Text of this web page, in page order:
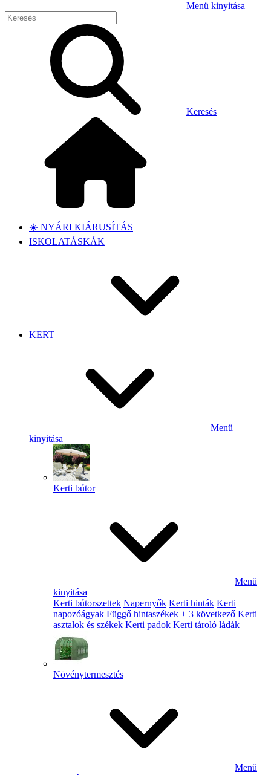
Menü kinyitása
Keresés
☀️ NYÁRI KIÁRUSÍTÁS
ISKOLATÁSKÁK
KERT
Menü
kinyitása
Kerti bútor
Menü
kinyitása
Kerti bútorszettek Napernyők Kerti hinták Kerti
napozóágyak Függő hintaszékek + 3 következő Kerti
asztalok és székek Kerti padok Kerti tároló ládák
Növénytermesztés
Menü